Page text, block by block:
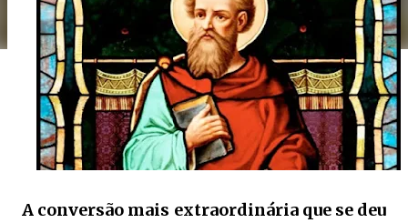
A conversão mais extraordinária que se deu